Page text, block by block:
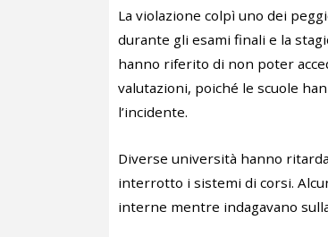
La violazione colpì uno dei
durante gli esami finali e la
hanno riferito di non poter
valutazioni, poiché le scuole
l’incidente.
Diverse università hanno
interrotto i sistemi di corsi.
interne mentre indagavano